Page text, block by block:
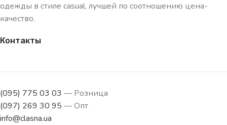
одежды в стиле casual, лучшей по соотношению цена-
качество.
Контакты
(095) 775 03 03 — Розница
(097) 269 30 95 — Опт
info@clasna.ua